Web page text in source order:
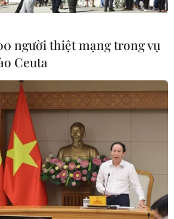
#phòng chống dịch
#covid 19
#Hải Dương
TP. Hải Phòng
người thiệt mạng trong vụ
Ceuta